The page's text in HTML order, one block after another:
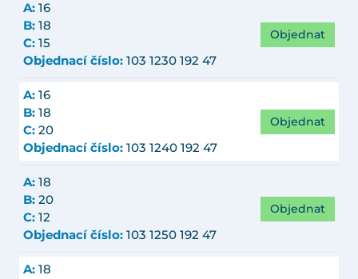
A: 16
B: 18
C: 15
Objednací číslo: 103 1230 192 47
Objednat
A: 16
B: 18
C: 20
Objednací číslo: 103 1240 192 47
Objednat
A: 18
B: 20
C: 12
Objednací číslo: 103 1250 192 47
Objednat
A: 18